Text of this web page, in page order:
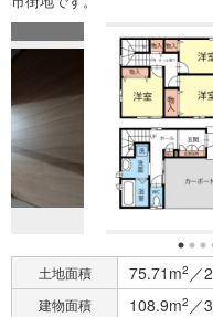
土地面積 75.71m2 ／
建物面積 108.9m2 ／